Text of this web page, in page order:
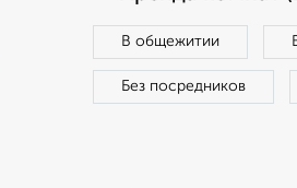
В общежитии
Без посредников